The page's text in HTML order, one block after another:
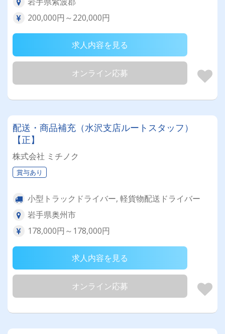
200,000円～220,000円
求人内容を見る
オンライン応募
配送・商品補充（水沢支店ルートスタッフ）
【正】
株式会社 ミチノク
賞与あり
小型トラックドライバー, 軽貨物配送ドライバー
岩手県奥州市
178,000円～178,000円
求人内容を見る
オンライン応募